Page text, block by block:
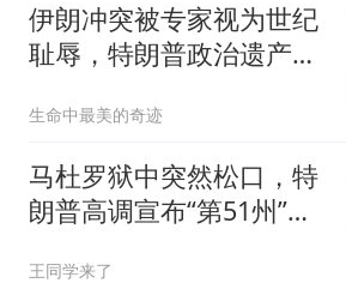
伊朗冲突被专家视为世纪
耻辱，特朗普政治遗产遭
生命中最美的奇迹
马杜罗狱中突然松口，特
朗普高调宣布“第51州”，
王同学来了